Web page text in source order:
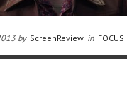
by ScreenReview in FOCUS